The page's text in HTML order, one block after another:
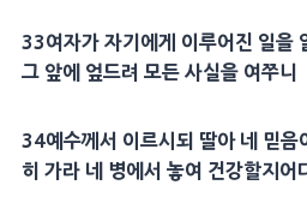
33여자가 자기에게 이루어진 일을
그 앞에 엎드려 모든 사실을 여쭈니
34예수께서 이르시되 딸아 네 믿음
히 가라 네 병에서 놓여 건강할지어